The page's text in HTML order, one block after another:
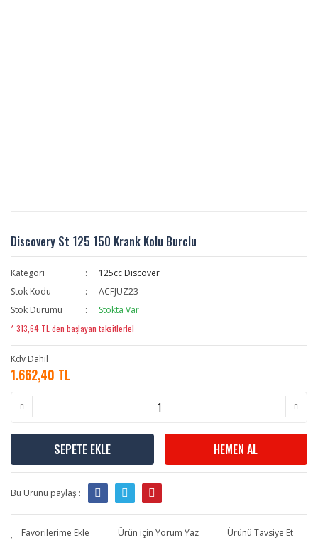
Discovery St 125 150 Krank Kolu Burclu
Kategori
125cc Discover
Stok Kodu
ACFJUZ23
Stok Durumu
Stokta Var
* 313,64 TL den başlayan taksitlerle!
Kdv Dahil
1.662,40 TL
SEPETE EKLE HEMEN AL
Bu Ürünü paylaş :
Ürün için Yorum Yaz Ürünü Tavsiye Et